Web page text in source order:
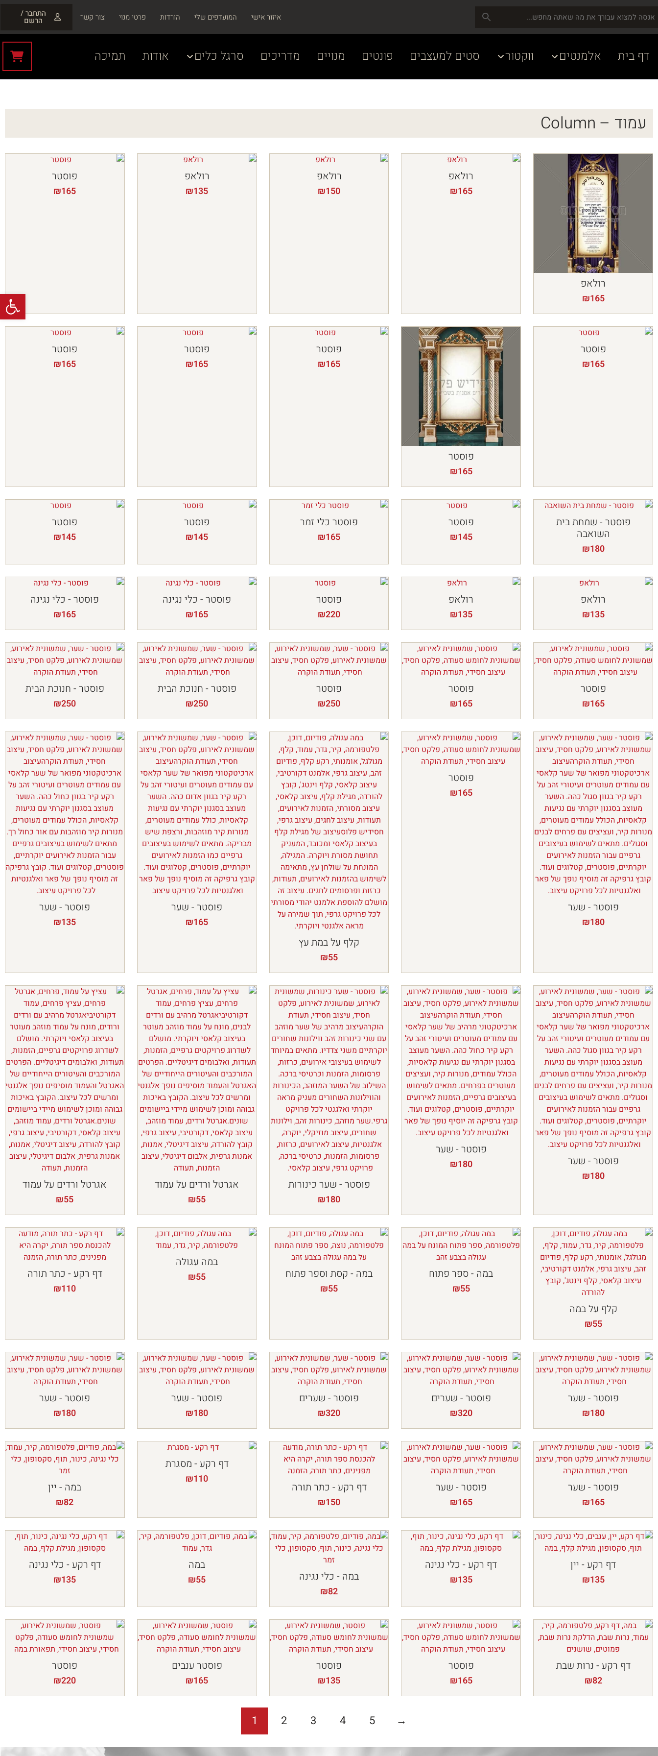
איזור אישי המועדפים שלי הורדות פרטי מנוי צור קשר התחבר /
הרשם
דף בית אלמנטים ווקטור סטים למעצבים פונטים מנויים מדריכים סרגל כלים אודות תמיכה
עמוד – Column
רולאפ
₪165
רולאפ
₪165
רולאפ
₪150
רולאפ
₪135
פוסטר
₪165
פוסטר
₪165
פוסטר
₪165
פוסטר
₪165
פוסטר
₪165
פוסטר
₪165
פוסטר - שמחת בית
השואבה
₪180
פוסטר
₪145
פוסטר כלי זמר
₪165
פוסטר
₪145
פוסטר
₪145
רולאפ
₪135
רולאפ
₪135
פוסטר
₪220
פוסטר - כלי נגינה
₪165
פוסטר - כלי נגינה
₪165
פוסטר
₪165
פוסטר
₪165
פוסטר
₪250
פוסטר - חנוכת הבית
₪250
פוסטר - חנוכת הבית
₪250
פוסטר - שער
₪180
פוסטר
₪165
קלף על במת עץ
₪55
פוסטר - שער
₪165
פוסטר - שער
₪135
פוסטר - שער
₪180
פוסטר - שער
₪180
פוסטר - שער כינורות
₪180
אגרטל ורדים על עמוד
₪55
אגרטל ורדים על עמוד
₪55
קלף על במה
₪55
במה - ספר פתוח
₪55
במה - קסת וספר פתוח
₪55
במה עגולה
₪55 דף רקע - כתר תורה
₪110
פוסטר - שער
₪180
פוסטר - שערים
₪320
פוסטר - שערים
₪320
פוסטר - שער
₪180
פוסטר - שער
₪180
פוסטר - שער
₪165
פוסטר - שער
₪165
דף רקע - כתר תורה
₪150
דף רקע - מסגרת
₪110
במה - יין
₪82
דף רקע - יין
₪135
דף רקע - כלי נגינה
₪135 במה - כלי נגינה
₪82
במה
₪55
דף רקע - כלי נגינה
₪135
דף רקע - נרות שבת
₪82
פוסטר
₪165
פוסטר
₪135
פוסטר ענבים
₪165
פוסטר
₪220
1 2 3 4 5 →